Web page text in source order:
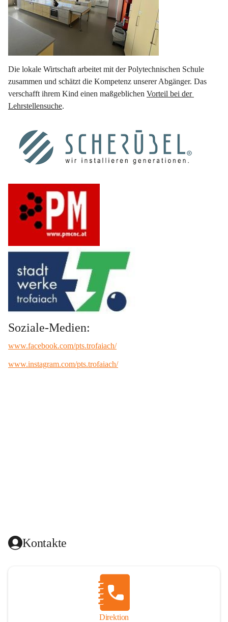
Die lokale Wirtschaft arbeitet mit der Polytechnischen Schule
zusammen und schätzt die Kompetenz unserer Abgänger. Das
verschafft ihrem Kind einen maßgeblichen Vorteil bei der
Lehrstellensuche.
Soziale-Medien:
www.facebook.com/pts.trofaiach/
www.instagram.com/pts.trofaiach/
Kontakte
Direktion